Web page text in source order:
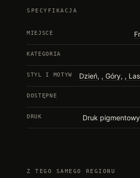
SPECYFIKACJA
MIEJSCE
KATEGORIA
STYL I MOTYW Dzień, Góry, Las
DOSTĘPNE
DRUK Druk
Z TEGO SAMEGO REGIONU